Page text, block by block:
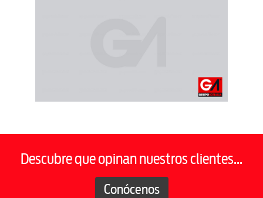
Descubre que opinan nuestros clientes...
Conócenos